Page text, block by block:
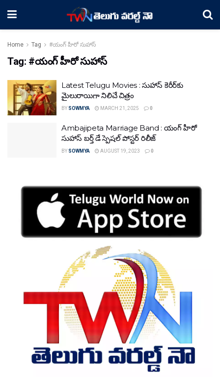
Home Tag #యంగ్ హీరో సుహాస్
Tag: #యంగ్ హీరో సుహాస్
Latest Telugu Movies : సుహాస్‌ కెరీర్‌కు
మైలురాయిగా నిలిచే చిత్రం
BY SOWMYA MARCH 21, 2025 0
Ambajipeta Marriage Band : యంగ్ హీరో
సుహాస్ బర్త్ డే స్పెషల్ పోస్టర్ రిలీజ్
BY SOWMYA AUGUST 19, 2023 0